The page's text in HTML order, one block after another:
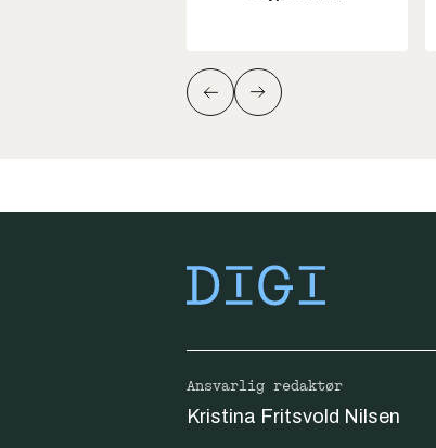
Ansvarlig redaktør
Kristina Fritsvold Nilsen